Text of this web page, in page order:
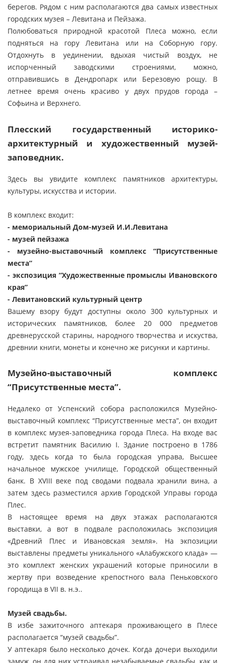
берегов. Рядом с ним располагаются два самых известных
городских музея – Левитана и Пейзажа.
Полюбоваться природной красотой Плеса можно, если
подняться на гору Левитана или на Соборную гору.
Отдохнуть в уединении, вдыхая чистый воздух, не
испорченный заводскими строениями, можно,
отправившись в Дендропарк или Березовую рощу. В
летнее время очень красиво у двух прудов города –
Софьина и Верхнего.
Плесский государственный историко-
архитектурный и художественный музей-
заповедник.
Здесь вы увидите комплекс памятников архитектуры,
культуры, искусства и истории.
В комплекс входит:
- мемориальный Дом-музей И.И.Левитана
- музей пейзажа
- музейно-выставочный комплекс “Присутственные
места”
- экспозиция “Художественные промыслы Ивановского
края”
- Левитановский культурный центр
Вашему взору будут доступны около 300 культурных и
исторических памятников, более 20 000 предметов
древнерусской старины, народного творчества и искуства,
древнии книги, монеты и конечно же рисунки и картины.
Музейно-выставочный комплекс
“Присутственные места”.
Недалеко от Успенский собора расположился Музейно-
выставочный комплекс “Присутственные места”, он входит
в комплекс музея-заповедника города Плеса. На входе вас
встретит памятник Василию I. Здание построено в 1786
году, здесь когда то была городская управа, Высшее
начальное мужское училище, Городской общественный
банк. В XVIII веке под сводами подвала хранили вина, а
затем здесь разместился архив Городской Управы города
Плес.
В настоящее время на двух этажах располагаются
выставки, а вот в подвале расположилась экспозиция
«Древний Плес и Ивановская земля». На экпозиции
выставлены предметы уникального «Алабужского клада» —
это комплект женских украшений которые приносили в
жертву при возведение крепостного вала Пеньковского
городища в VII в. н.э..
Музей свадьбы.
В избе зажиточного аптекаря проживающего в Плесе
располагается “музей свадьбы”.
У аптекаря было несколько дочек. Когда дочери выходили